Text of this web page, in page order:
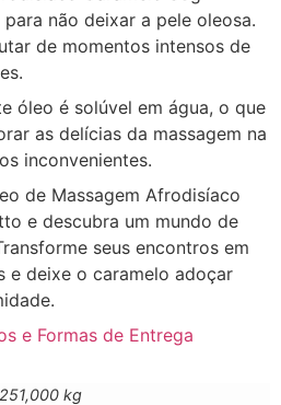
não deixar a pele oleosa.
de momentos intensos de
óleo é solúvel em água, o que
as delícias da massagem na
inconvenientes.
de Massagem Afrodisíaco
e descubra um mundo de
seus encontros em
e deixe o caramelo adoçar
e Formas de Entrega
251,000 kg